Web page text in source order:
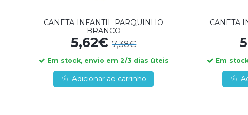
CANETA INFANTIL PARQUINHO
BRANCO
5,62€7,38€
Em stock, envio em 2/3 dias úteis
Adicionar ao carrinho
CANETA
Em